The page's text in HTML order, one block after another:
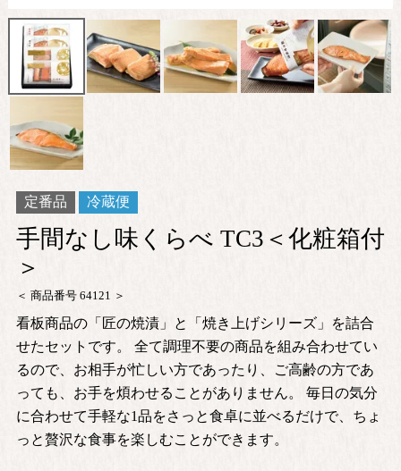
定番品 冷蔵便
手間なし味くらべ TC3＜化粧箱付
＞
商品番号 64121
看板商品の「匠の焼漬」と「焼き上げシリーズ」を詰合
せたセットです。 全て調理不要の商品を組み合わせてい
るので、お相手が忙しい方であったり、ご高齢の方であ
っても、お手を煩わせることがありません。 毎日の気分
に合わせて手軽な1品をさっと食卓に並べるだけで、ちょ
っと贅沢な食事を楽しむことができます。